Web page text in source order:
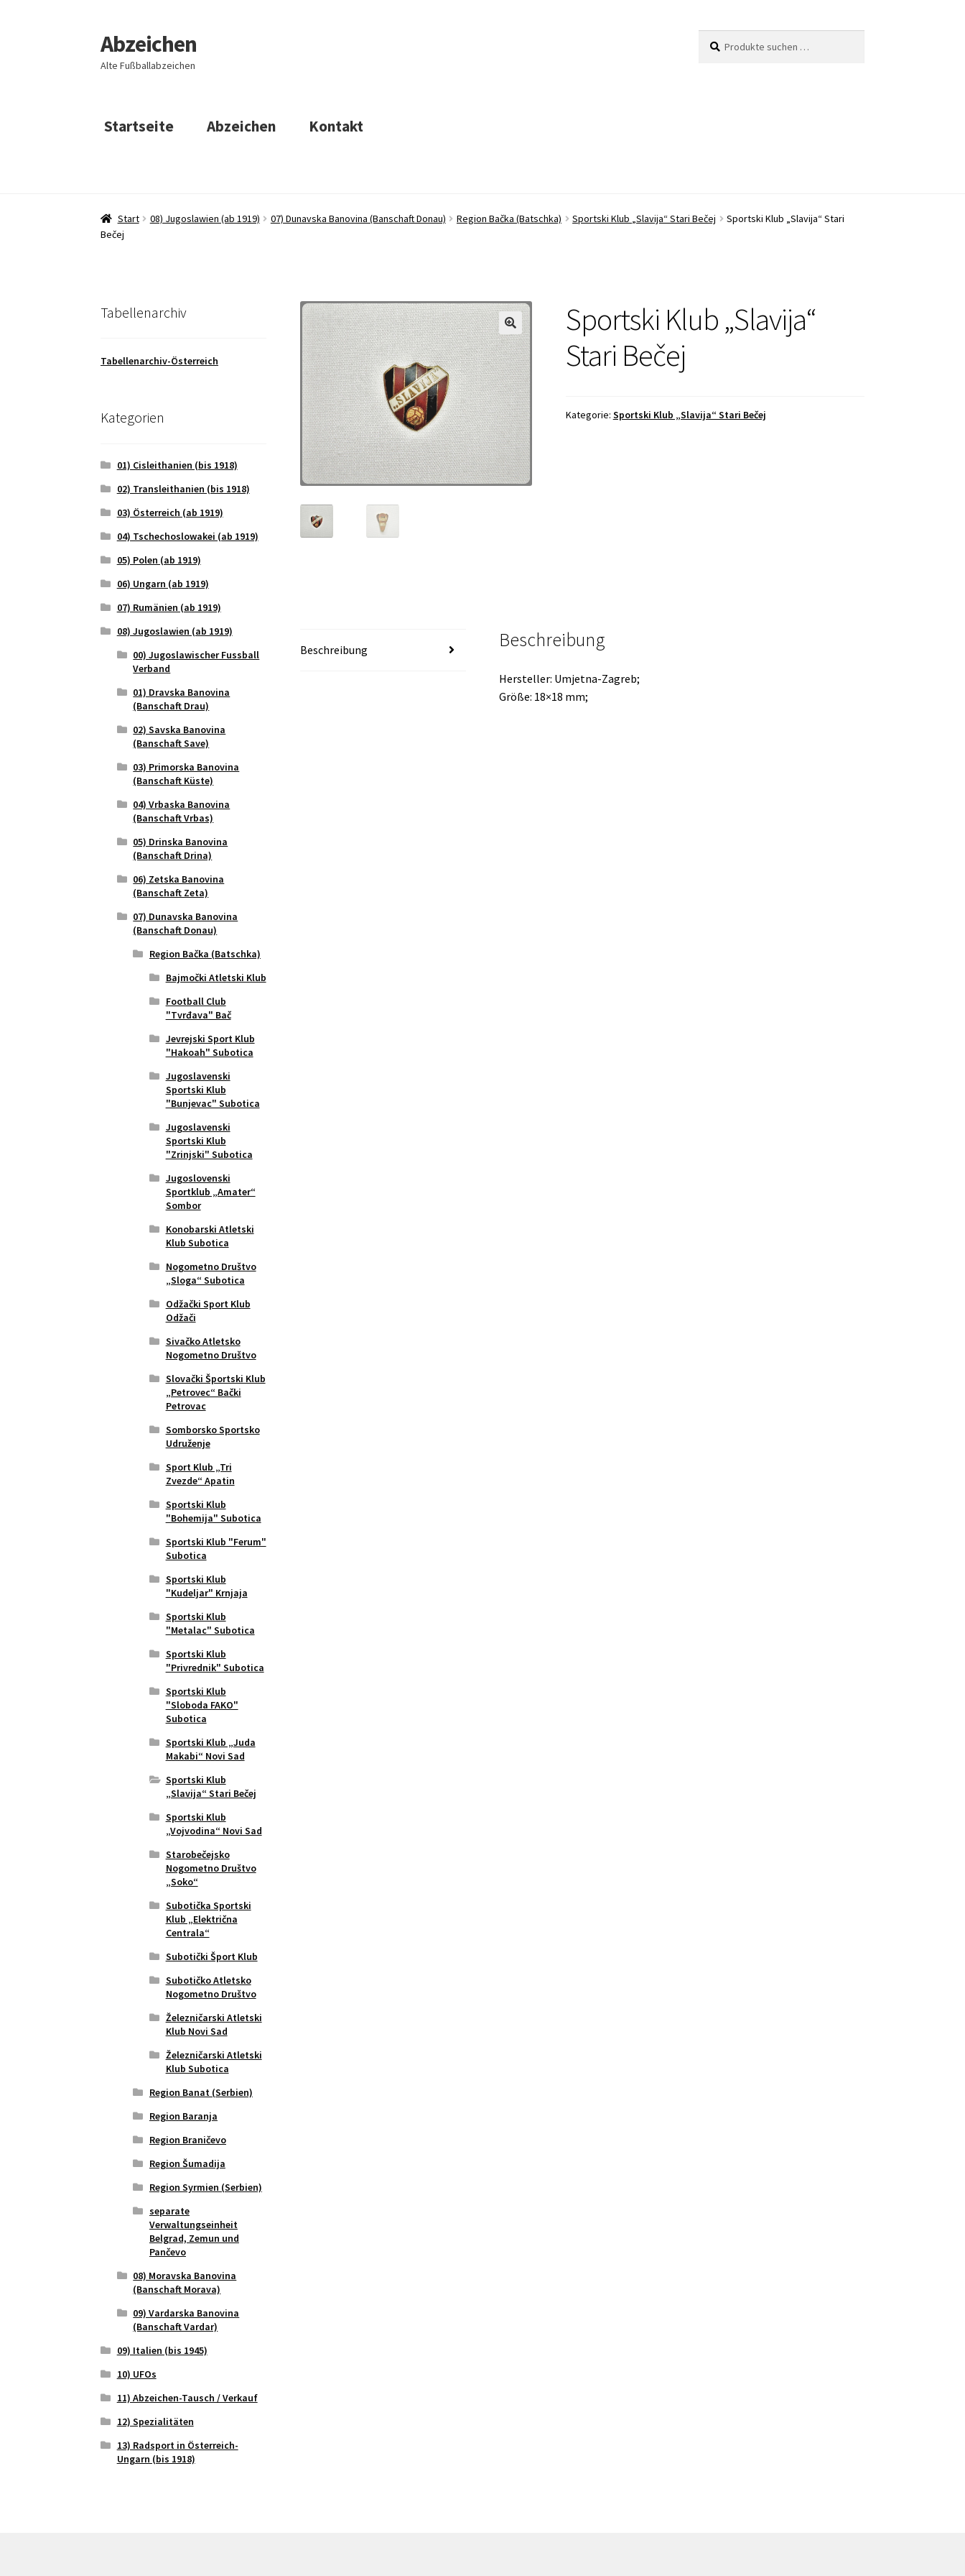
Zur
Navigation
springen
Zum
Inhalt
springen
Abzeichen
Alte Fußballabzeichen
nach:
Startseite Abzeichen Kontakt
Start 08) Jugoslawien (ab 1919) 07) Dunavska Banovina (Banschaft Donau) Region Bačka (Batschka) Sportski Klub „Slavija“ Stari Bečej
Sportski Klub „Slavija“ Stari
Bečej
Sportski Klub „Slavija“
Stari Bečej
Kategorie: Sportski Klub „Slavija“ Stari Bečej
Beschreibung Beschreibung
Hersteller: Umjetna-Zagreb;
Größe: 18×18 mm;
Tabellenarchiv
Tabellenarchiv-Österreich
Kategorien
01) Cisleithanien (bis 1918)
02) Transleithanien (bis 1918)
03) Österreich (ab 1919)
04) Tschechoslowakei (ab 1919)
05) Polen (ab 1919)
06) Ungarn (ab 1919)
07) Rumänien (ab 1919)
08) Jugoslawien (ab 1919)
00) Jugoslawischer Fussball
Verband
01) Dravska Banovina
(Banschaft Drau)
02) Savska Banovina
(Banschaft Save)
03) Primorska Banovina
(Banschaft Küste)
04) Vrbaska Banovina
(Banschaft Vrbas)
05) Drinska Banovina
(Banschaft Drina)
06) Zetska Banovina
(Banschaft Zeta)
07) Dunavska Banovina
(Banschaft Donau)
Region Bačka (Batschka)
Bajmočki Atletski Klub
Football Club
"Tvrđava" Bač
Jevrejski Sport Klub
"Hakoah" Subotica
Jugoslavenski
Sportski Klub
"Bunjevac" Subotica
Jugoslavenski
Sportski Klub
"Zrinjski" Subotica
Jugoslovenski
Sportklub „Amater“
Sombor
Konobarski Atletski
Klub Subotica
Nogometno Društvo
„Sloga“ Subotica
Odžački Sport Klub
Odžači
Sivačko Atletsko
Nogometno Društvo
Slovački Športski Klub
„Petrovec“ Bački
Petrovac
Somborsko Sportsko
Udruženje
Sport Klub „Tri
Zvezde“ Apatin
Sportski Klub
"Bohemija" Subotica
Sportski Klub "Ferum"
Subotica
Sportski Klub
"Kudeljar" Krnjaja
Sportski Klub
"Metalac" Subotica
Sportski Klub
"Privrednik" Subotica
Sportski Klub
"Sloboda FAKO"
Subotica
Sportski Klub „Juda
Makabi“ Novi Sad
Sportski Klub
„Slavija“ Stari Bečej
Sportski Klub
„Vojvodina“ Novi Sad
Starobečejsko
Nogometno Društvo
„Soko“
Subotička Sportski
Klub „Električna
Centrala“
Subotički Šport Klub
Subotičko Atletsko
Nogometno Društvo
Železničarski Atletski
Klub Novi Sad
Železničarski Atletski
Klub Subotica
Region Banat (Serbien)
Region Baranja
Region Braničevo
Region Šumadija
Region Syrmien (Serbien)
separate
Verwaltungseinheit
Belgrad, Zemun und
Pančevo
08) Moravska Banovina
(Banschaft Morava)
09) Vardarska Banovina
(Banschaft Vardar)
09) Italien (bis 1945)
10) UFOs
11) Abzeichen-Tausch / Verkauf
12) Spezialitäten
13) Radsport in Österreich-
Ungarn (bis 1918)